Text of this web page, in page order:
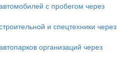
с пробегом через
и спецтехники через
организаций через